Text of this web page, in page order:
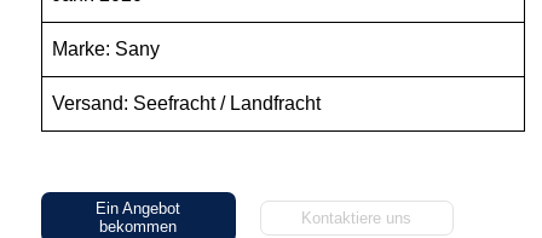
Marke: Sany
Versand: Seefracht / Landfracht
Ein Angebot
bekommen
Kontaktiere uns